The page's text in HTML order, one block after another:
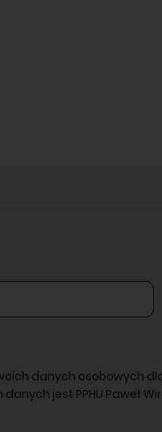
danych osobowych
jest PPHU Paweł